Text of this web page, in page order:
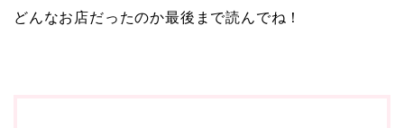
どんなお店だったのか最後まで読んでね！